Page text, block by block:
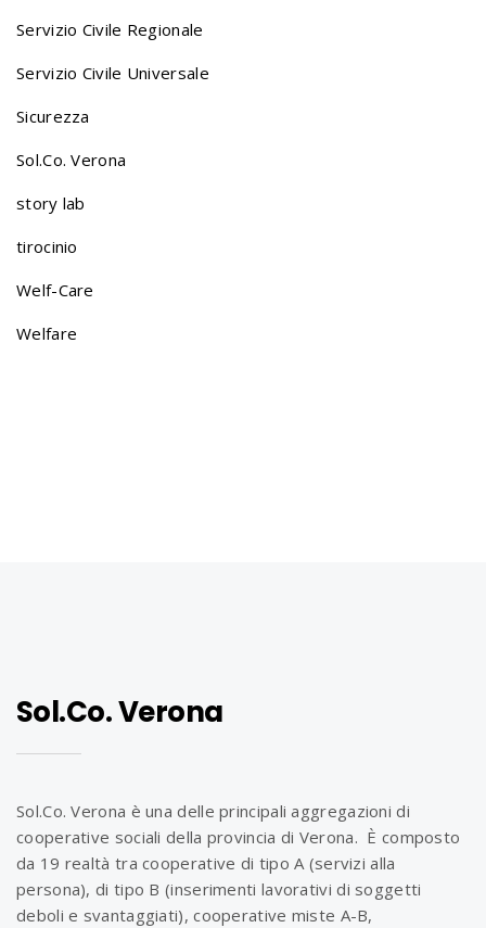
g
a
t
Servizio Civile Regionale
Servizio Civile Universale
Sicurezza
Sol.Co. Verona
story lab
tirocinio
Welf-Care
Welfare
Sol.Co. Verona
Sol.Co. Verona è una delle principali aggregazioni di
cooperative sociali della provincia di Verona. È composto
da 19 realtà tra cooperative di tipo A (servizi alla
persona), di tipo B (inserimenti lavorativi di soggetti
deboli e svantaggiati), cooperative miste A-B,